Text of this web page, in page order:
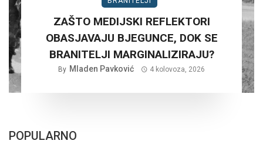
ZAŠTO MEDIJSKI REFLEKTORI
OBASJAVAJU BJEGUNCE, DOK SE
BRANITELJI MARGINALIZIRAJU?
By Mladen Pavković 4 kolovoza, 2026
POPULARNO